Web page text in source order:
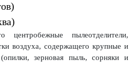
пылеотделители,
воздуха, содержащего крупные и
зерновая пыль, сорняки и